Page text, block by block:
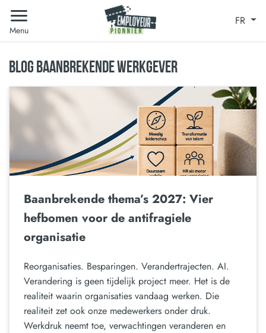
Menu
FR
BLOG BAANBREKENDE WERKGEVER
Baanbrekende thema’s 2027: Vier
hefbomen voor de antifragiele
organisatie
Reorganisaties. Besparingen. Verandertrajecten. AI.
Verandering is geen tijdelijk project meer. Het is de
realiteit waarin organisaties vandaag werken. Die
realiteit zet ook onze medewerkers onder druk.
Werkdruk neemt toe, verwachtingen veranderen en